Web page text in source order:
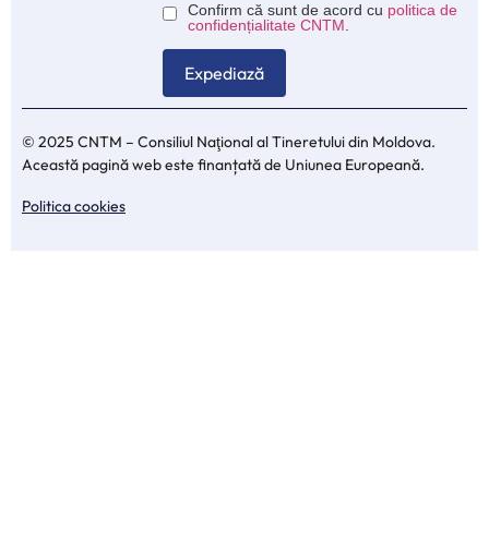
Confirm că sunt de acord cu politica de
confidențialitate CNTM
© 2025 CNTM – Consiliul Naţional al Tineretului din Moldova.
Această pagină web este finanțată de Uniunea Europeană.
Politica cookies